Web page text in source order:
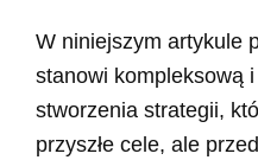
W niniejszym artykule
stanowi kompleksową
stworzenia strategii,
przyszłe cele, ale